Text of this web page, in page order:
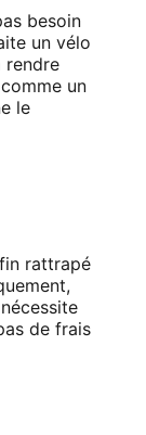
besoin
un vélo
rendre
un
le
rattrapé
de frais